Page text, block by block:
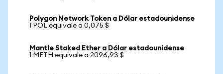
Polygon Network Token a Dólar estadounidense
1 POL equivale a 0,075 $
Mantle Staked Ether a Dólar estadounidense
1 METH equivale a 2096,93 $